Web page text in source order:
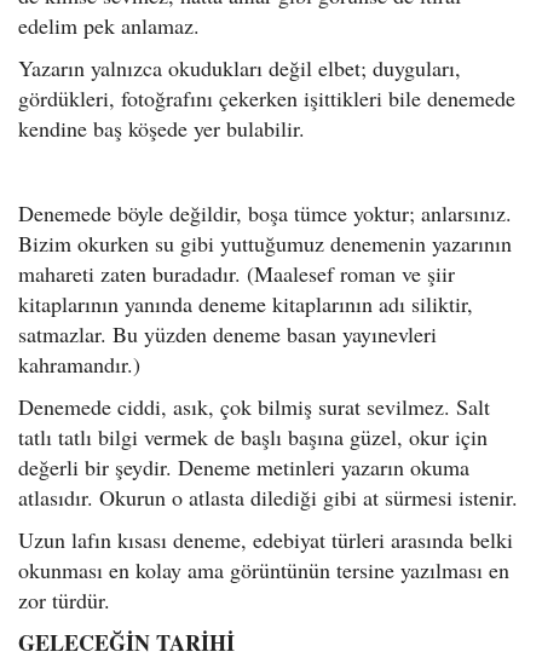
edelim pek anlamaz.
Yazarın yalnızca okudukları değil elbet; duyguları,
gördükleri, fotoğrafını çekerken işittikleri bile denemede
kendine baş köşede yer bulabilir.
Denemede böyle değildir, boşa tümce yoktur; anlarsınız.
Bizim okurken su gibi yuttuğumuz denemenin yazarının
mahareti zaten buradadır. (Maalesef roman ve şiir
kitaplarının yanında deneme kitaplarının adı siliktir,
satmazlar. Bu yüzden deneme basan yayınevleri
kahramandır.)
Denemede ciddi, asık, çok bilmiş surat sevilmez. Salt
tatlı tatlı bilgi vermek de başlı başına güzel, okur için
değerli bir şeydir. Deneme metinleri yazarın okuma
atlasıdır. Okurun o atlasta dilediği gibi at sürmesi istenir.
Uzun lafın kısası deneme, edebiyat türleri arasında belki
okunması en kolay ama görüntünün tersine yazılması en
zor türdür.
GELECEĞİN TARİHİ